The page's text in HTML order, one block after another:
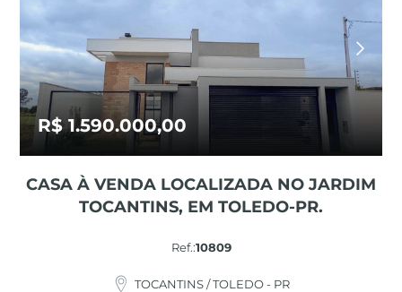
R$ 1.590.000,00
CASA À VENDA LOCALIZADA NO JARDIM
TOCANTINS, EM TOLEDO-PR.
Ref.:10809
TOCANTINS / TOLEDO - PR